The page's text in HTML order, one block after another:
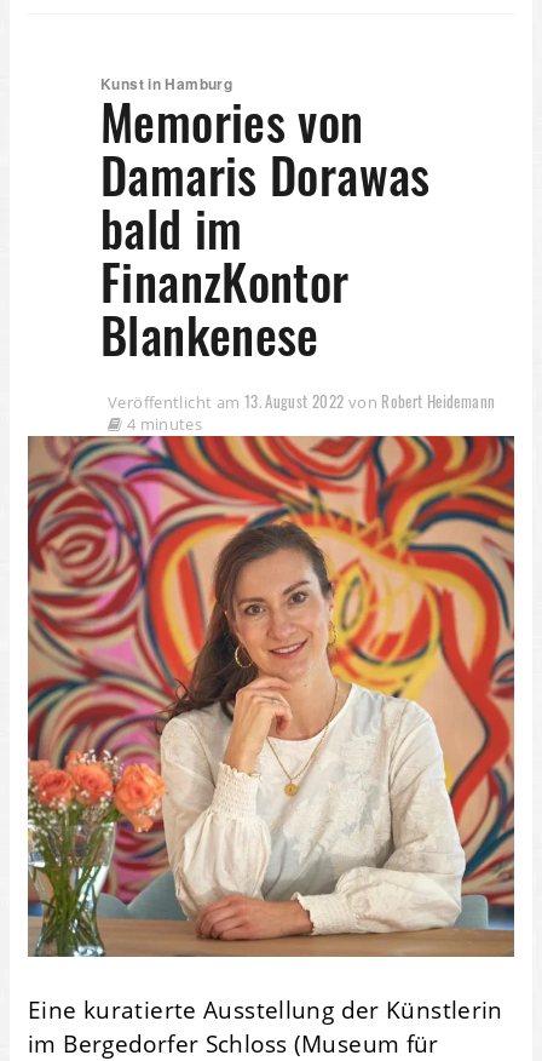
Kunst in Hamburg
Memories von
Damaris Dorawas
bald im
FinanzKontor
Blankenese
Veröffentlicht am 13. August 2022 von Robert Heidemann
4 minutes
Eine kuratierte Ausstellung der Künstlerin
im Bergedorfer Schloss (Museum für